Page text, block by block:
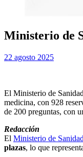
Ministerio de
porExamen MIR
Publicada
22 agosto 2025
El Ministerio de
medicina, con 928
de 200 preguntas, con
Redacción
El Ministerio de Sanidad
plazas, lo que